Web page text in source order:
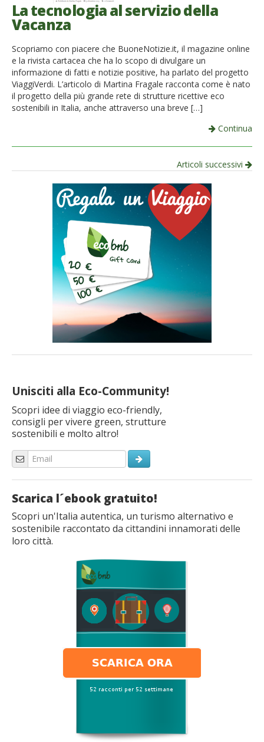
La tecnologia al servizio della
Vacanza
Scopriamo con piacere che BuoneNotizie.it, il magazine online
e la rivista cartacea che ha lo scopo di divulgare un
informazione di fatti e notizie positive, ha parlato del progetto
ViaggiVerdi. L’articolo di Martina Fragale racconta come è nato
il progetto della più grande rete di strutture ricettive eco
sostenibili in Italia, anche attraverso una breve […]
Continua
Navigazione
articolo
Articoli successivi
Unisciti alla Eco-Community!
Scopri idee di viaggio eco-friendly,
consigli per vivere green, strutture
sostenibili e molto altro!
Scarica l´ebook gratuito!
Scopri un'Italia autentica, un turismo alternativo e
sostenibile raccontato da cittandini innamorati delle
loro città.